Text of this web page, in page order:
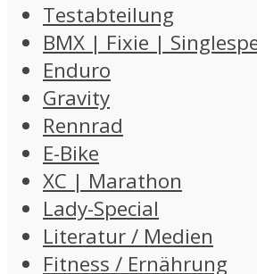
Testabteilung
BMX | Fixie |
Enduro
Gravity
Rennrad
E-Bike
XC | Marathon
Lady-Special
Literatur / Medien
Fitness / Ernährung